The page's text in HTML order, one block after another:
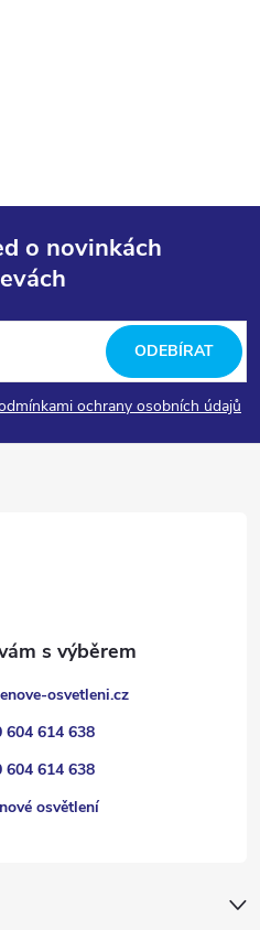
o novinkách
ochrany osobních údajů
ODEBÍRAT
osvetleni.cz
604 614 638
604 614 638
osvětlení